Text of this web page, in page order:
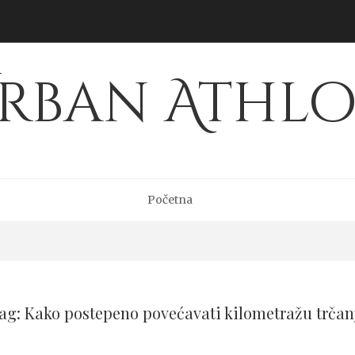
Početna
Kako postepeno povećavati kilometražu